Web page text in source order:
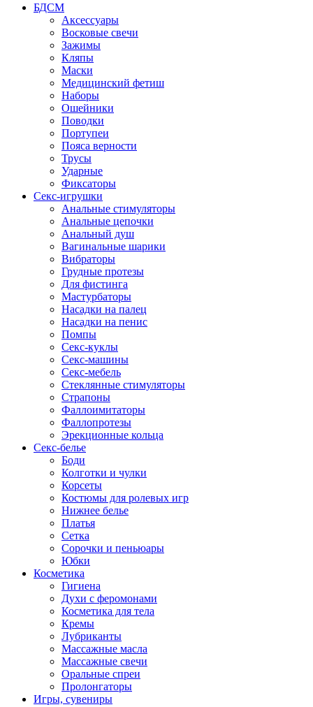
БДСМ
Аксессуары
Восковые свечи
Зажимы
Кляпы
Маски
Медицинский фетиш
Наборы
Ошейники
Поводки
Портупеи
Пояса верности
Трусы
Ударные
Фиксаторы
Секс-игрушки
Анальные стимуляторы
Анальные цепочки
Анальный душ
Вагинальные шарики
Вибраторы
Грудные протезы
Для фистинга
Мастурбаторы
Насадки на палец
Насадки на пенис
Помпы
Секс-куклы
Секс-машины
Секс-мебель
Стеклянные стимуляторы
Страпоны
Фаллоимитаторы
Фаллопротезы
Эрекционные кольца
Секс-белье
Боди
Колготки и чулки
Корсеты
Костюмы для ролевых игр
Нижнее белье
Платья
Сетка
Сорочки и пеньюары
Юбки
Косметика
Гигиена
Духи с феромонами
Косметика для тела
Кремы
Лубриканты
Массажные масла
Массажные свечи
Оральные спреи
Пролонгаторы
Игры, сувениры